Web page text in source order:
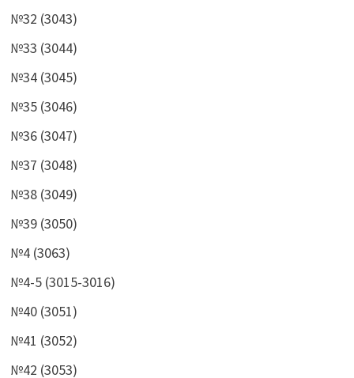
№32 (3043)
№33 (3044)
№34 (3045)
№35 (3046)
№36 (3047)
№37 (3048)
№38 (3049)
№39 (3050)
№4 (3063)
№4-5 (3015-3016)
№40 (3051)
№41 (3052)
№42 (3053)